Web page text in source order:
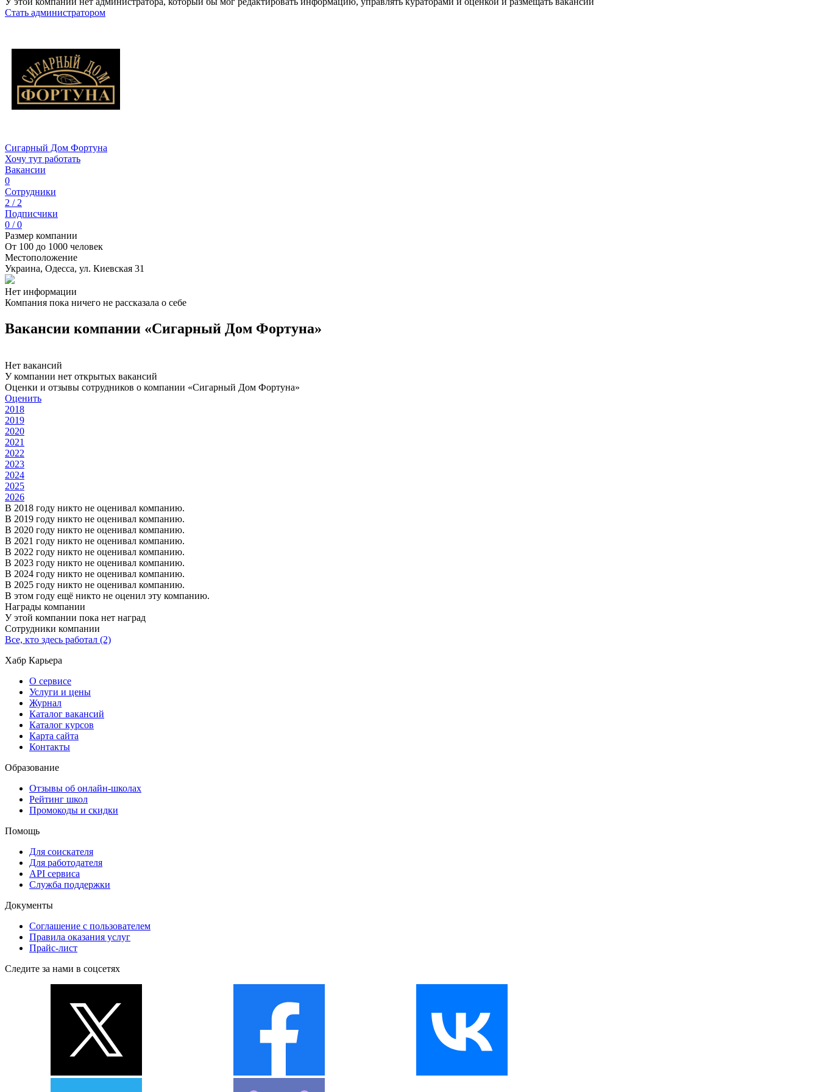
Стать администратором
Сигарный Дом Фортуна
Хочу тут работать
Вакансии
0
Сотрудники
2 / 2
Подписчики
0 / 0
Размер компании
От 100 до 1000 человек
Местоположение
Украина, Одесса, ул. Киевская 31
Нет информации
Компания пока ничего не рассказала о себе
Вакансии компании «Сигарный Дом Фортуна»
Нет вакансий
У компании нет открытых вакансий
Оценки и отзывы сотрудников о компании «Сигарный Дом Фортуна»
Оценить
2018
2019
2020
2021
2022
2023
2024
2025
2026
В 2018 году никто не оценивал компанию.
В 2019 году никто не оценивал компанию.
В 2020 году никто не оценивал компанию.
В 2021 году никто не оценивал компанию.
В 2022 году никто не оценивал компанию.
В 2023 году никто не оценивал компанию.
В 2024 году никто не оценивал компанию.
В 2025 году никто не оценивал компанию.
В этом году ещё никто не оценил эту компанию.
Награды компании
У этой компании пока нет наград
Сотрудники компании
Все, кто здесь работал (2)
Хабр Карьера
О сервисе
Услуги и цены
Журнал
Каталог вакансий
Каталог курсов
Карта сайта
Контакты
Образование
Отзывы об онлайн-школах
Рейтинг школ
Промокоды и скидки
Помощь
Для соискателя
Для работодателя
API сервиса
Служба поддержки
Документы
Соглашение с пользователем
Правила оказания услуг
Прайс-лист
Следите за нами в соцсетях